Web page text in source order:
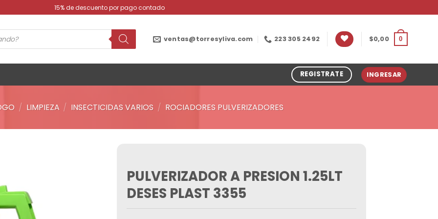
15% de descuento por pago contado
ventas@torresyliva.com 223 305 2492 $0,00 0
REGISTRATE INGRESAR
/ LIMPIEZA / INSECTICIDAS VARIOS / ROCIADORES PULVERIZADORES
PULVERIZADOR A PRESION 1.25LT
DESES PLAST 3355